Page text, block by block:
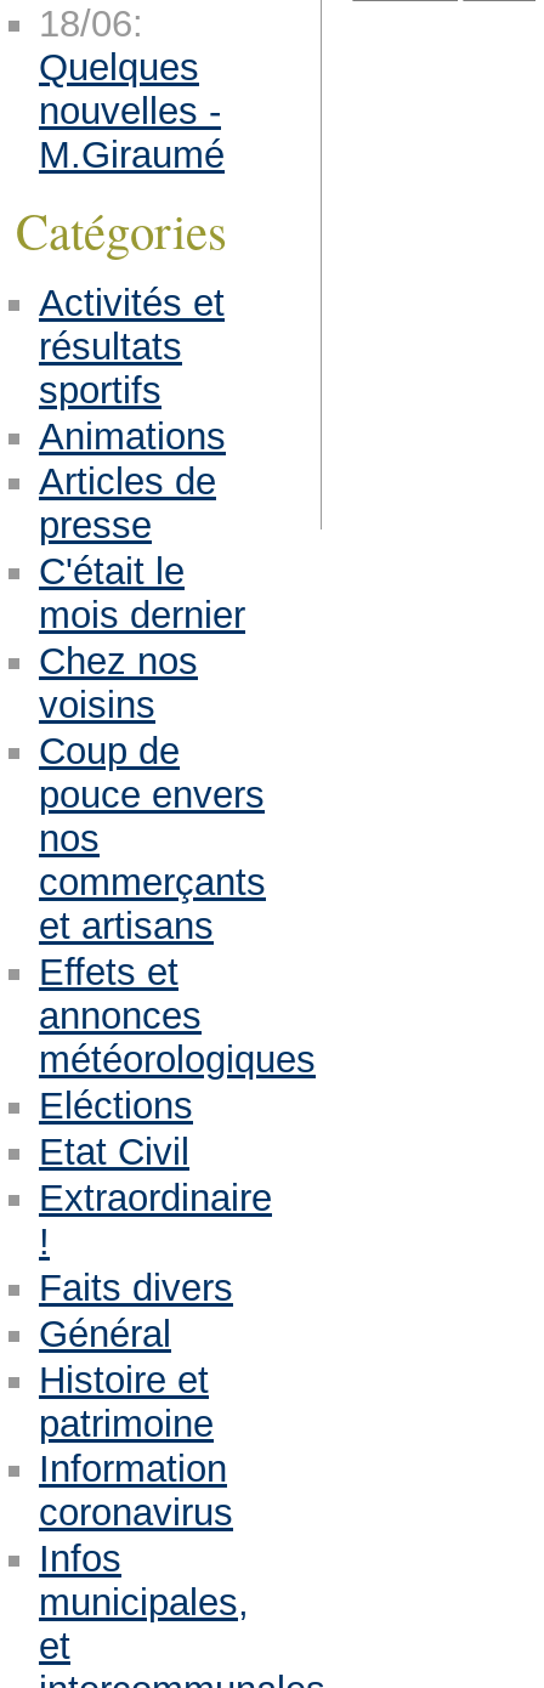
18/06:
Quelques
nouvelles -
M.Giraumé
Catégories
Activités et
résultats
sportifs
Animations
Articles de
presse
C'était le
mois dernier
Chez nos
voisins
Coup de
pouce envers
nos
commerçants
et artisans
Effets et
annonces
météorologiques
Eléctions
Etat Civil
Extraordinaire
!
Faits divers
Général
Histoire et
patrimoine
Information
coronavirus
Infos
municipales,
et